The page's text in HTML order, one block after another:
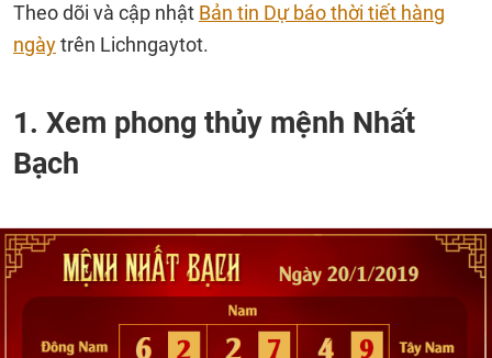
Theo dõi và cập nhật Bản tin Dự báo thời tiết hàng
ngàytrên Lichngaytot.
1. Xem phong thủy mệnh Nhất
Bạch